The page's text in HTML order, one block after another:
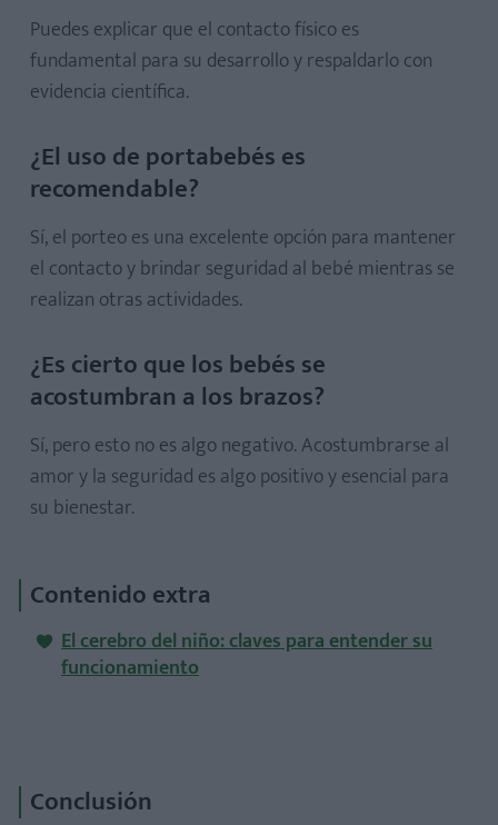
Puedes explicar que el contacto físico es
fundamental para su desarrollo y respaldarlo con
evidencia científica.
¿El uso de portabebés es
recomendable?
Sí, el porteo es una excelente opción para mantener
el contacto y brindar seguridad al bebé mientras se
realizan otras actividades.
¿Es cierto que los bebés se
acostumbran a los brazos?
Sí, pero esto no es algo negativo. Acostumbrarse al
amor y la seguridad es algo positivo y esencial para
su bienestar.
Contenido extra
El cerebro del niño: claves para entender su
funcionamiento
Conclusión